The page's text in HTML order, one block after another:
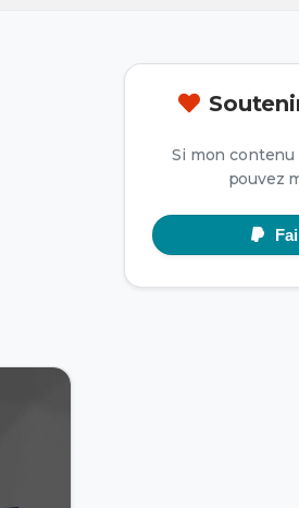
Si mon contenu
pouvez